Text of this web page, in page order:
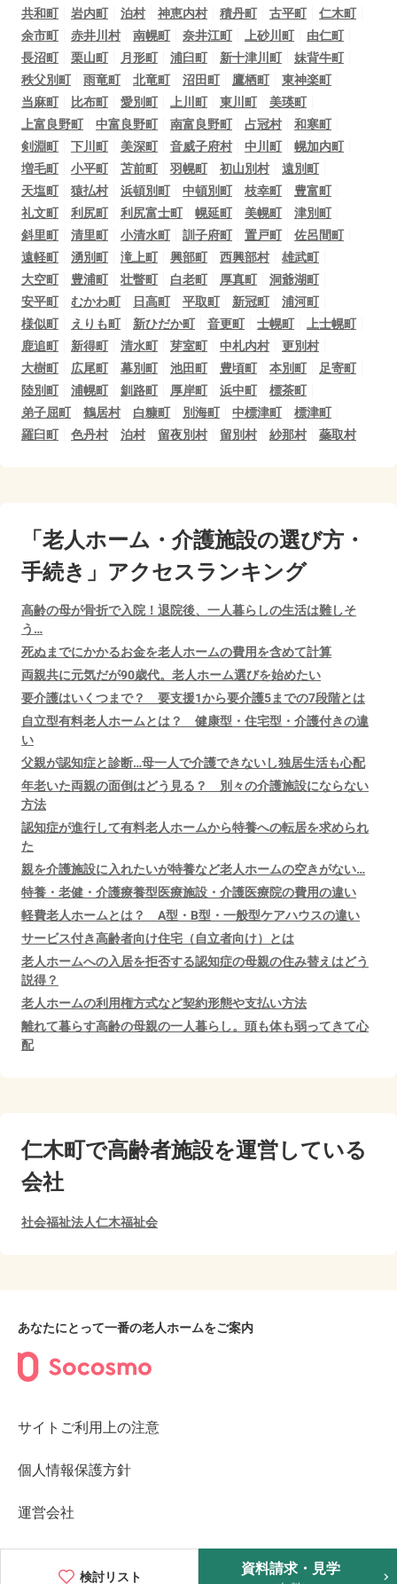
検討リスト 資料請求・見学
共和町
岩内町 泊村 神恵内村 積丹町 古平町
仁木町
余市町
赤井川村 南幌町 奈井江町 上砂川町
由仁町
長沼町
栗山町 月形町 浦臼町 新十津川町
妹背牛町
秩父別町
雨竜町 北竜町 沼田町 鷹栖町
東神楽町
当麻町
比布町 愛別町 上川町 東川町
美瑛町
上富良野町
中富良野町 南富良野町 占冠村
和寒町
剣淵町
下川町 美深町 音威子府村 中川町
幌加内町
増毛町
小平町 苫前町 羽幌町 初山別村
遠別町
天塩町
猿払村 浜頓別町 中頓別町 枝幸町
豊富町
礼文町
利尻町 利尻富士町 幌延町 美幌町
津別町
斜里町
清里町 小清水町 訓子府町 置戸町
佐呂間町
遠軽町
湧別町 滝上町 興部町 西興部村
雄武町
大空町
豊浦町 壮瞥町 白老町 厚真町
洞爺湖町
安平町
むかわ町 日高町 平取町 新冠町
浦河町
様似町
えりも町 新ひだか町 音更町 士幌町
上士幌町
鹿追町
新得町 清水町 芽室町 中札内村
更別村
大樹町
広尾町 幕別町 池田町 豊頃町 本別町
足寄町
陸別町
浦幌町 釧路町 厚岸町 浜中町
標茶町
弟子屈町
鶴居村 白糠町 別海町 中標津町
標津町
羅臼町
色丹村 泊村 留夜別村 留別村 紗那村 蘂取村
「老人ホーム・介護施設の選び方・
手続き」アクセスランキング
高齢の母が骨折で入院！退院後、一人暮らしの生活は難しそ
う…
死ぬまでにかかるお金を老人ホームの費用を含めて計算
両親共に元気だが90歳代。老人ホーム選びを始めたい
要介護はいくつまで？ 要支援1から要介護5までの7段階とは
自立型有料老人ホームとは？ 健康型・住宅型・介護付きの違
い
父親が認知症と診断…母一人で介護できないし独居生活も心配
年老いた両親の面倒はどう見る？ 別々の介護施設にならない
方法
認知症が進行して有料老人ホームから特養への転居を求められ
た
親を介護施設に入れたいが特養など老人ホームの空きがない…
特養・老健・介護療養型医療施設・介護医療院の費用の違い
軽費老人ホームとは？ A型・B型・一般型ケアハウスの違い
サービス付き高齢者向け住宅（自立者向け）とは
老人ホームへの入居を拒否する認知症の母親の住み替えはどう
説得？
老人ホームの利用権方式など契約形態や支払い方法
離れて暮らす高齢の母親の一人暮らし。頭も体も弱ってきて心
配
仁木町で高齢者施設を運営している
会社
社会福祉法人仁木福祉会
あなたにとって一番の老人ホームをご案内
サイトご利用上の注意
個人情報保護方針
運営会社
©2023︎ Socosmo Inc.